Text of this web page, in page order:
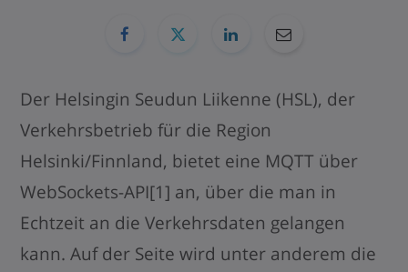
Der Helsingin Seudun Liikenne (HSL), der
Verkehrsbetrieb für die Region
Helsinki/Finnland, bietet eine MQTT über
WebSockets-API[1] an, über die man in
Echtzeit an die Verkehrsdaten gelangen
kann. Auf der Seite wird unter anderem die